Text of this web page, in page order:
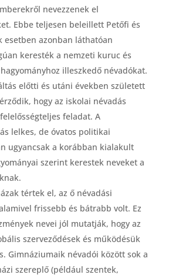
nevezzenek el
Ebbe teljesen beleillett Petőfi és
esetben azonban láthatóan
keresték a nemzeti kuruc és
illeszkedő névadókat.
előtti és utáni években született
hogy az iskolai névadás
feladat. A
lelkes, de óvatos politikai
ugyancsak a korábban kialakult
szerint kerestek neveket a
tértek el, az ő névadási
frissebb és bátrabb volt. Ez
nevei jól mutatják, hogy az
szerveződések és működésük
Gimnáziumaik névadói között sok a
szereplő (például szentek,